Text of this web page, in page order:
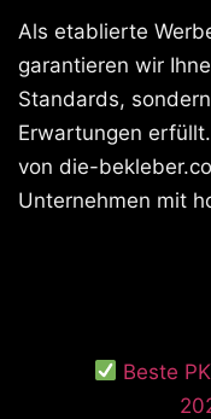
Als etablierte
garantieren wir
Standards,
Erwartungen
von die-
Unternehmen mit
Beste